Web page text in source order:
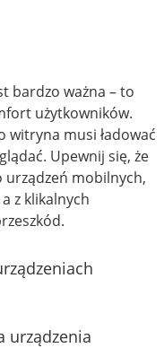
bardzo ważna – to
użytkowników.
witryna musi ładować
Upewnij się, że
mobilnych,
z klikalnych
urządzenia